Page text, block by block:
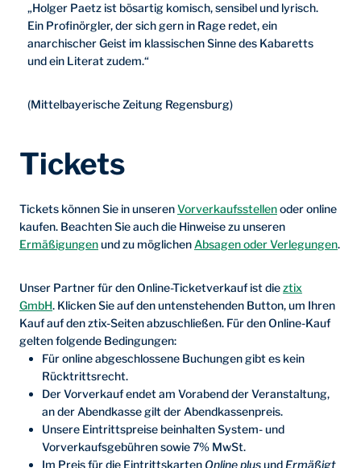
„Holger Paetz ist bösartig komisch, sensibel und lyrisch.
Ein Profinörgler, der sich gern in Rage redet, ein
anarchischer Geist im klassischen Sinne des Kabaretts
und ein Literat zudem.“
(Mittelbayerische Zeitung Regensburg)
Tickets
Tickets können Sie in unserenVorverkaufsstellenoder online
kaufen. Beachten Sie auch die Hinweise zu unseren
Ermäßigungenund zu möglichen Absagen oder Verlegungen.
Unser Partner für den Online-Ticketverkauf ist dieztix
GmbH. Klicken Sie auf den untenstehenden Button, um Ihren
Kauf auf den ztix-Seiten abzuschließen. Für den Online-Kauf
gelten folgende Bedingungen:
Für online abgeschlossene Buchungen gibt es kein
Rücktrittsrecht.
Der Vorverkauf endet am Vorabend der Veranstaltung,
an der Abendkasse gilt der Abendkassenpreis.
Unsere Eintrittspreise beinhalten System- und
Vorverkaufsgebühren sowie 7% MwSt.
Im Preis für die Eintrittskarten Online plusund Ermäßigt